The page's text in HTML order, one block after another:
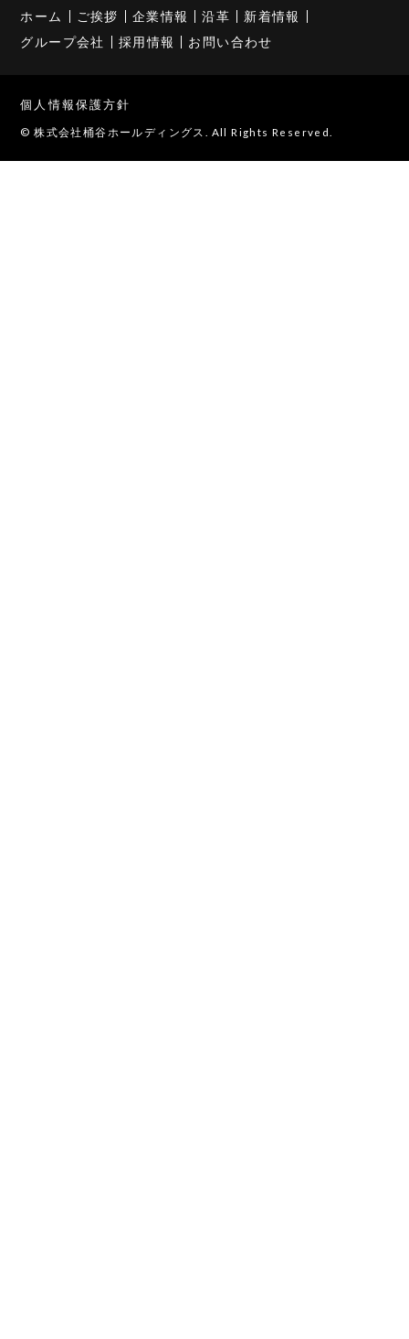
ホーム ご挨拶 企業情報 沿革
新着情報
グループ会社
採用情報 お問い合わせ
個人情報保護方針
© 株式会社桶谷ホールディングス. All Rights Reserved.